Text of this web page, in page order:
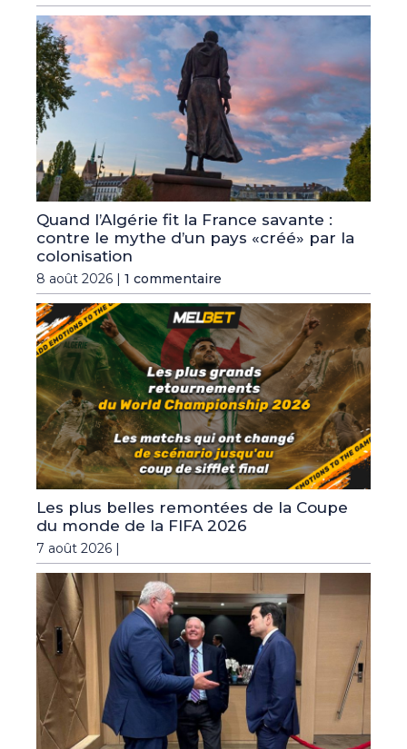
Quand l’Algérie fit la France savante :
contre le mythe d’un pays «créé» par la
colonisation
8 août 2026 | 1 commentaire
Les plus belles remontées de la Coupe
du monde de la FIFA 2026
7 août 2026 |